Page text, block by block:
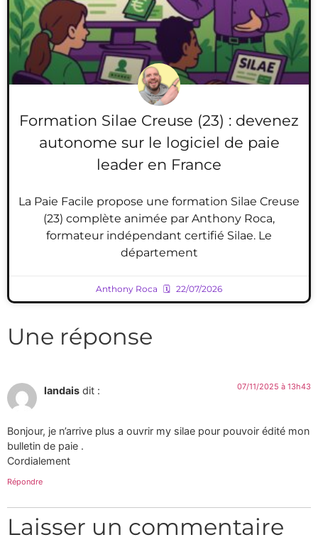
Formation Silae Creuse (23) : devenez
autonome sur le logiciel de paie
leader en France
La Paie Facile propose une formation Silae Creuse
(23) complète animée par Anthony Roca,
formateur indépendant certifié Silae. Le
département
Anthony Roca 22/07/2026
Une réponse
landais dit : 07/11/2025 à 13h43
Bonjour, je n’arrive plus a ouvrir my silae pour pouvoir édité mon
bulletin de paie .
Cordialement
Répondre
Laisser un commentaire